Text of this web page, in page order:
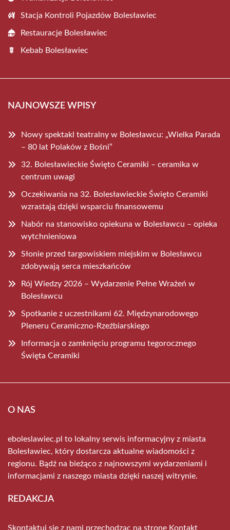
Stacja Kontroli Pojazdów Bolesławiec
Restauracje Bolesławiec
Kebab Bolesławiec
NAJNOWSZE WPISY
Nowy spektakl teatralny w Bolesławcu: „Wielka Parada
– 80 lat Polaków z Bośni”
32. Bolesławieckie Święto Ceramiki – ceramika w
centrum uwagi
Oczekiwania na 32. Bolesławieckie Święto Ceramiki
wzrastają dzięki wsparciu finansowemu
Nabór na stanowisko opiekuna w Bolesławcu – opieka
wytchnieniowa
Słonie przed targowiskiem miejskim w Bolesławcu
zdobywają serca mieszkańców
Rój Wiedzy 2026 – Wydarzenie Pełne Wrażeń w
Bolesławcu
Spotkanie z uczestnikami 62. Międzynarodowego
Pleneru Ceramiczno-Rzeźbiarskiego
Informacja o zamknięciu programu tegorocznego
Święta Ceramiki
O NAS
eboleslawiec.pl to lokalny serwis informacyjny z miasta
Bolesławiec, który dostarcza aktualne wiadomości z
regionu. Bądź na bieżąco z najnowszymi wydarzeniami i
informacjami z naszego miasta dzięki naszej witrynie.
REDAKCJA
Skontaktuj się z nami przechodząc na stronę Kontakt